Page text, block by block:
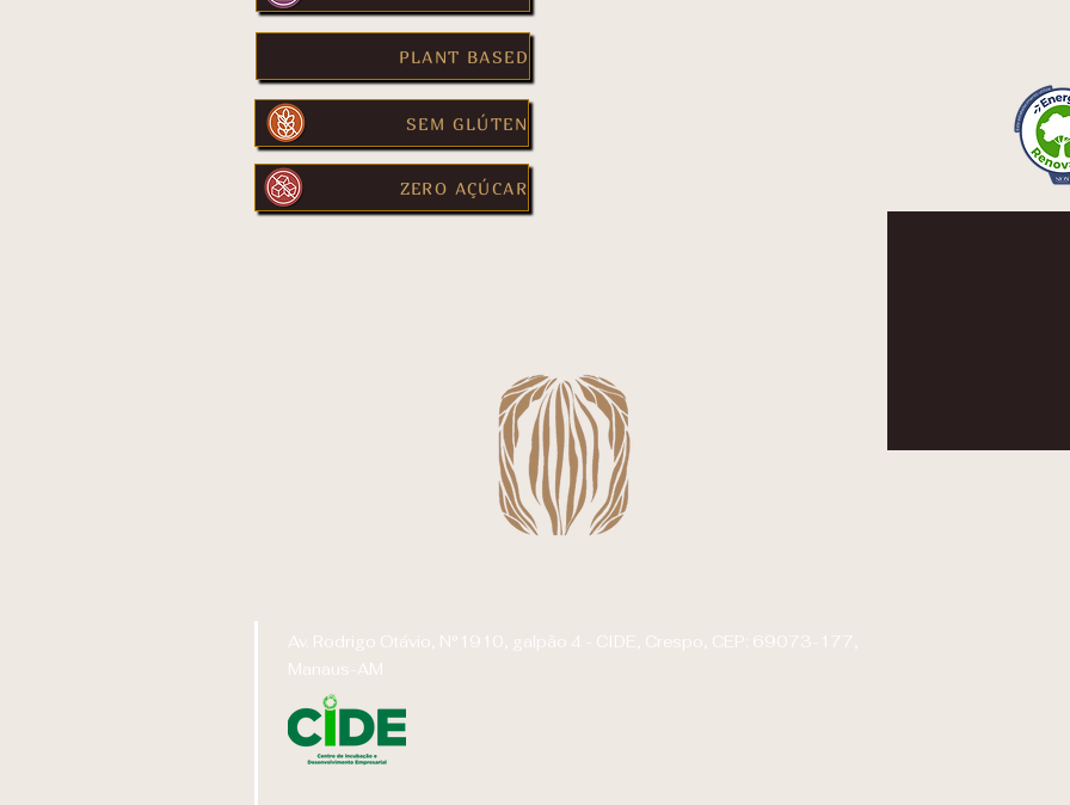
PLANT BASED
SEM GLÚTEN
ZERO AÇÚCAR
Av. Rodrigo Otávio, N°1910, galpão 4 - CIDE, Crespo, CEP: 69073-177,
Manaus-AM